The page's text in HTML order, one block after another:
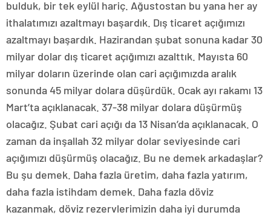
bulduk, bir tek eylül hariç. Ağustostan bu yana her ay
ithalatımızı azaltmayı başardık. Dış ticaret açığımızı
azaltmayı başardık. Hazirandan şubat sonuna kadar 30
milyar dolar dış ticaret açığımızı azalttık. Mayısta 60
milyar doların üzerinde olan cari açığımızda aralık
sonunda 45 milyar dolara düşürdük. Ocak ayı rakamı 13
Mart’ta açıklanacak. 37-38 milyar dolara düşürmüş
olacağız. Şubat cari açığı da 13 Nisan’da açıklanacak. O
zaman da inşallah 32 milyar dolar seviyesinde cari
açığımızı düşürmüş olacağız. Bu ne demek arkadaşlar?
Bu şu demek. Daha fazla üretim, daha fazla yatırım,
daha fazla istihdam demek. Daha fazla döviz
kazanmak, döviz rezervlerimizin daha iyi durumda